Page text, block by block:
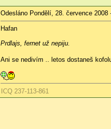
Odesláno Pondělí, 28. července 2008
Hafan
Prdlajs, fernet už nepiju.
Ani se nedivím .. letos dostaneš
ICQ 237-113-861